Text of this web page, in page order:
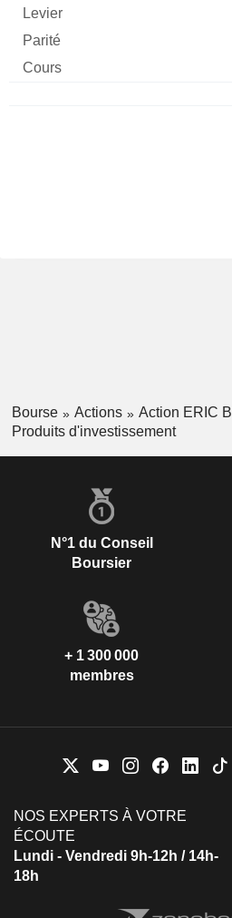
Bourse Actions Action ERIC B
Produits d'investissement
N°1 du Conseil
Boursier
+ 1 300 000
membres
NOS EXPERTS À VOTRE
ÉCOUTE
Lundi - Vendredi 9h-12h / 14h-
18h